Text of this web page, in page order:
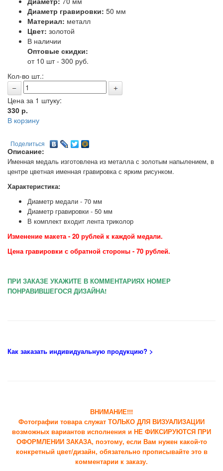
Диаметр гравировки: 50 мм
Материал: металл
Цвет: золотой
В наличии
Оптовые скидки:
от 10 шт - 300 руб.
Кол-во шт.:
Цена за 1 штуку:
330 р.
В корзину
Поделиться
Описание:
Именная медаль изготовлена из металла с золотым напылением, в
центре цветная именная гравировка с ярким рисунком.
Характеристика:
Диаметр медали - 70 мм
Диаметр гравировки - 50 мм
В комплект входит лента триколор
Изменение макета - 20 рублей к каждой медали.
Цена гравировки с обратной стороны - 70 рублей.
ПРИ ЗАКАЗЕ УКАЖИТЕ В КОММЕНТАРИЯХ НОМЕР
ПОНРАВИВШЕГОСЯ ДИЗАЙНА!
Как заказать индивидуальную продукцию? >
ВНИМАНИЕ!!!
Фотографии товара служат ТОЛЬКО ДЛЯ ВИЗУАЛИЗАЦИИ
возможных вариантов исполнения и НЕ ФИКСИРУЮТСЯ ПРИ
ОФОРМЛЕНИИ ЗАКАЗА, поэтому, если Вам нужен какой-то
конкретный цвет/дизайн, обязательно прописывайте это в
комментарии к заказу.